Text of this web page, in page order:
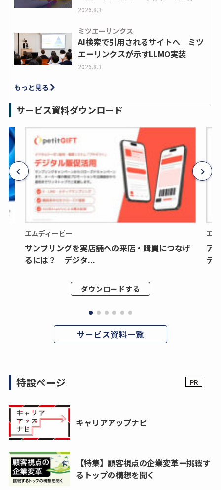
2026.8.3
ミツエーリンクス
AI検索で引用されるサイトへ ミツ
エーリンクスが示すLLMO実装
2026.8.3
もっと見る
サービス資料ダウンロード
エムディーピー
サンプリングを実店舗への来店・購買につなげ
るには？ デジタ...
ダウンロードする
エ
ア
デ
サービス資料一覧
特設ページ
キャリアアップナビ
【特集】顧客視点の企業変革ー挑戦す
るトップの構想を聞く